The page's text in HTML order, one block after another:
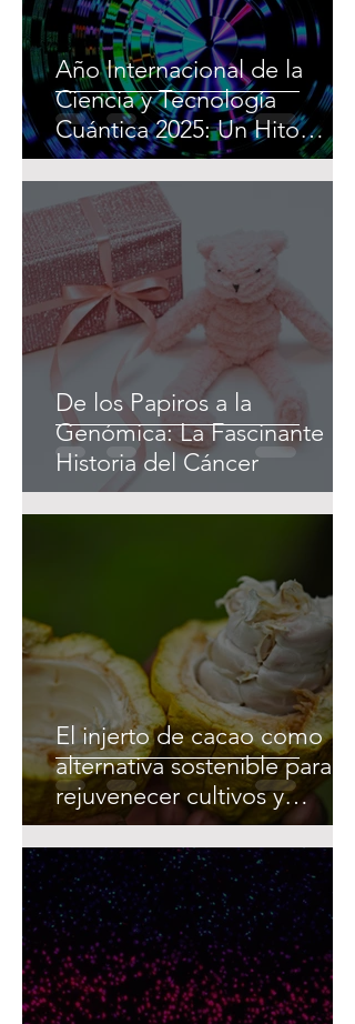
Año Internacional de la
Ciencia y Tecnología
Cuántica 2025: Un Hito
global en innovación y
colaboración
De los Papiros a la
Genómica: La Fascinante
Historia del Cáncer
El injerto de cacao como
alternativa sostenible para
rejuvenecer cultivos y
conservar la biodiversidad